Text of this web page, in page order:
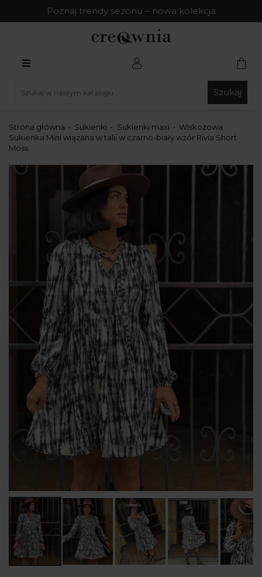
Poznaj trendy sezonu – nowa kolekcja
Szukaj
Strona główna Sukienki Sukienki maxi
Wiskozowa
Sukienka Mini wiązana w talii w czarno-biały wzór Rivia Short
Moss